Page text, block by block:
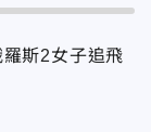
斯2女子追飛